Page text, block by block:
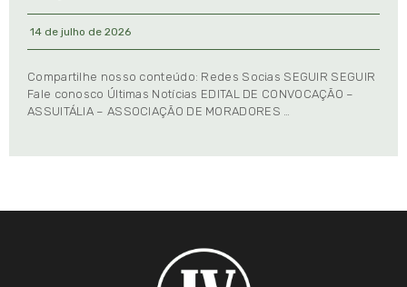
14 de julho de 2026
Compartilhe nosso conteúdo: Redes Socias SEGUIR SEGUIR
Fale conosco Últimas Notícias EDITAL DE CONVOCAÇÃO –
ASSUITÁLIA – ASSOCIAÇÃO DE MORADORES …